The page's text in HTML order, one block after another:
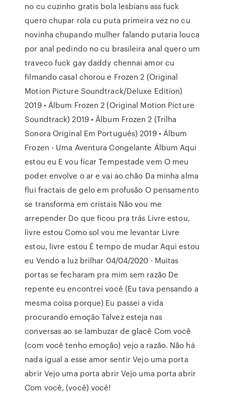
no cu cuzinho gratis bola lesbians ass fuck
quero chupar rola cu puta primeira vez no cu
novinha chupando mulher falando putaria louca
por anal pedindo no cu brasileira anal quero um
traveco fuck gay daddy chennai amor cu
filmando casal chorou e Frozen 2 (Original
Motion Picture Soundtrack/Deluxe Edition)
2019 • Álbum Frozen 2 (Original Motion Picture
Soundtrack) 2019 • Álbum Frozen 2 (Trilha
Sonora Original Em Português) 2019 • Álbum
Frozen - Uma Aventura Congelante Álbum Aqui
estou eu E vou ficar Tempestade vem O meu
poder envolve o ar e vai ao chão Da minha alma
flui fractais de gelo em profusão O pensamento
se transforma em cristais Não vou me
arrepender Do que ficou pra trás Livre estou,
livre estou Como sol vou me levantar Livre
estou, livre estou É tempo de mudar Aqui estou
eu Vendo a luz brilhar 04/04/2020 · Muitas
portas se fecharam pra mim sem razão De
repente eu encontrei você (Eu tava pensando a
mesma coisa porque) Eu passei a vida
procurando emoção Talvez esteja nas
conversas ao se lambuzar de glacê Com você
(com você tenho emoção) vejo a razão. Não há
nada igual a esse amor sentir Vejo uma porta
abrir Vejo uma porta abrir Vejo uma porta abrir
Com você, (você) você!